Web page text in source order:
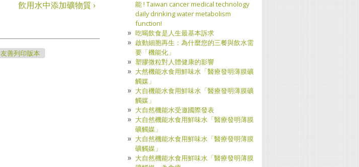
飮用水中添加礦物質 ›
友善列印版本
能 ! Taiwan cancer medical technology
daily drinking water metabolism
function!
吃喝飲食是人生最基本訴求
啟動細胞再生：為什麼您的三餐與飲水需
要「機能化」
塑膠微粒對人體健康的影響
大然機能水食用鮮味水「醫療發明薄膜礦
觸媒」
大自機能水食用鮮味水「醫療發明薄膜礦
觸媒」
大自然機能水受邀國際發表
大自然機能水食用鮮味水「醫療發明薄膜
礦觸媒」
大自然機能水食用鮮味水「醫療發明薄膜
礦觸媒」
大自然機能水食用鮮味水「醫療發明薄膜